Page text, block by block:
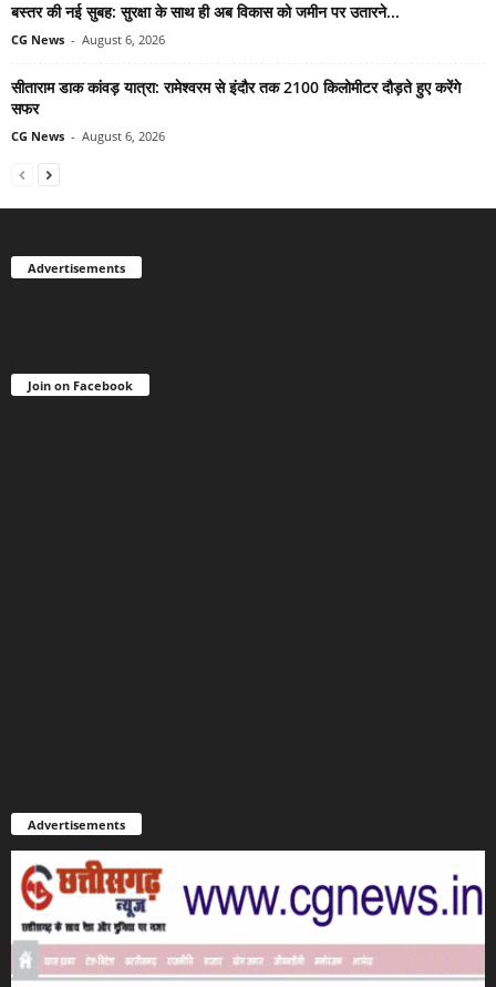
बस्तर की नई सुबह: सुरक्षा के साथ ही अब विकास को जमीन पर उतारने...
CG News - August 6, 2026
सीताराम डाक कांवड़ यात्रा: रामेश्वरम से इंदौर तक 2100 किलोमीटर दौड़ते हुए करेंगे
सफर
CG News - August 6, 2026
Advertisements
Join on Facebook
Advertisements